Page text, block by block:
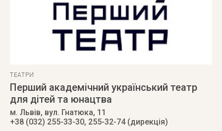
ТЕАТРИ
Перший академічний український театр
для дітей та юнацтва
м. Львів, вул. Гнатюка, 11
+38 (032) 255-33-30, 255-32-74 (дирекція)